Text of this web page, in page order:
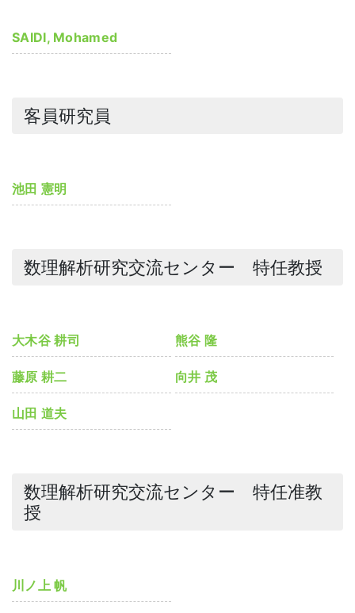
SAIDI, Mohamed
客員研究員
池田 憲明
数理解析研究交流センター 特任教授
大木谷 耕司 熊谷 隆
藤原 耕二 向井 茂
山田 道夫
数理解析研究交流センター 特任准教
授
川ノ上 帆